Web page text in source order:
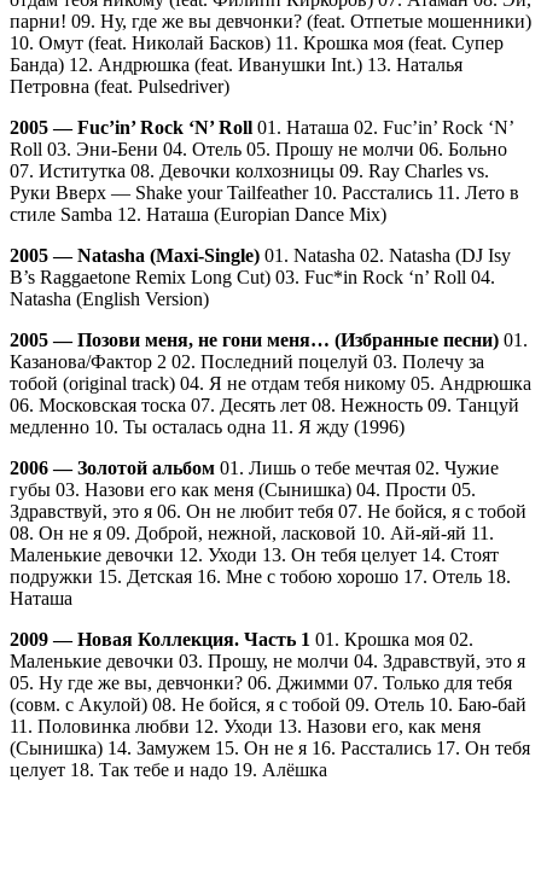
парни! 09. Ну, где же вы девчонки? (feat. Отпетые мошенники)
10. Омут (feat. Николай Басков) 11. Крошка моя (feat. Супер
Банда) 12. Андрюшка (feat. Иванушки Int.) 13. Наталья
Петровна (feat. Pulsedriver)
2005 — Fuc’in’ Rock ‘N’ Roll 01. Наташа 02. Fuc’in’ Rock ‘N’
Roll 03. Эни-Бени 04. Отель 05. Прошу не молчи 06. Больно
07. Иститутка 08. Девочки колхозницы 09. Ray Charles vs.
Руки Вверх — Shake your Tailfeather 10. Расстались 11. Лето в
стиле Samba 12. Наташа (Europian Dance Mix)
2005 — Natasha (Maxi-Single) 01. Natasha 02. Natasha (DJ Isy
B’s Raggaetone Remix Long Cut) 03. Fuc*in Rock ‘n’ Roll 04.
Natasha (English Version)
2005 — Позови меня, не гони меня… (Избранные песни) 01.
Казанова/Фактор 2 02. Последний поцелуй 03. Полечу за
тобой (original track) 04. Я не отдам тебя никому 05. Андрюшка
06. Московская тоска 07. Десять лет 08. Нежность 09. Танцуй
медленно 10. Ты осталась одна 11. Я жду (1996)
2006 — Золотой альбом 01. Лишь о тебе мечтая 02. Чужие
губы 03. Назови его как меня (Сынишка) 04. Прости 05.
Здравствуй, это я 06. Он не любит тебя 07. Не бойся, я с тобой
08. Он не я 09. Доброй, нежной, ласковой 10. Ай-яй-яй 11.
Маленькие девочки 12. Уходи 13. Он тебя целует 14. Стоят
подружки 15. Детская 16. Мне с тобою хорошо 17. Отель 18.
Наташа
2009 — Новая Коллекция. Часть 1 01. Крошка моя 02.
Маленькие девочки 03. Прошу, не молчи 04. Здравствуй, это я
05. Ну где же вы, девчонки? 06. Джимми 07. Только для тебя
(совм. с Акулой) 08. Не бойся, я с тобой 09. Отель 10. Баю-бай
11. Половинка любви 12. Уходи 13. Назови его, как меня
(Сынишка) 14. Замужем 15. Он не я 16. Расстались 17. Он тебя
целует 18. Так тебе и надо 19. Алёшка